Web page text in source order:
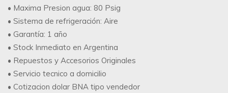
• Maxima Presion agua: 80 Psig
• Sistema de refrigeración: Aire
• Garantía: 1 año
• Stock Inmediato en Argentina
• Repuestos y Accesorios Originales
• Servicio tecnico a domicilio
• Cotizacion dolar BNA tipo vendedor